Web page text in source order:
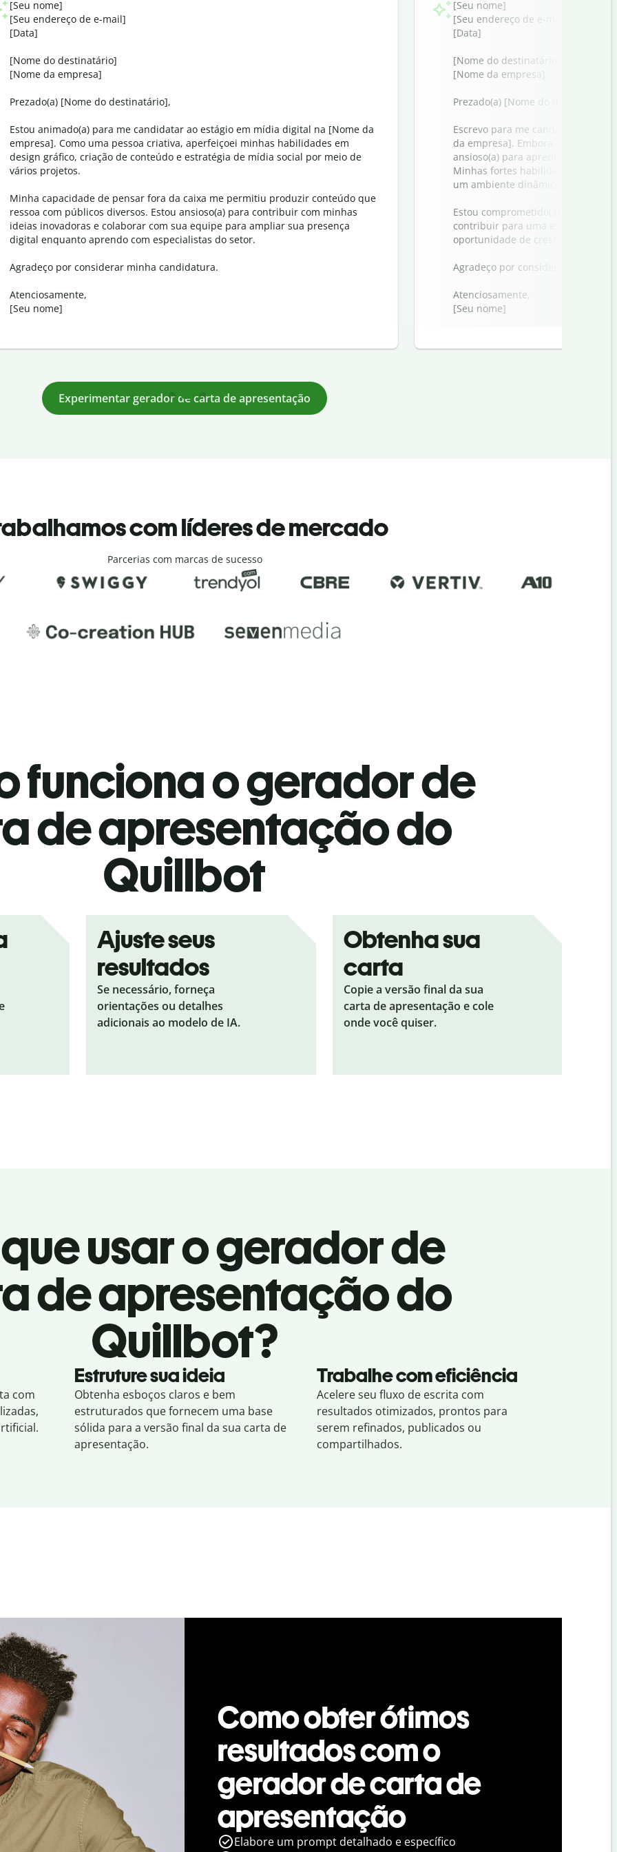
[Seu nome]
[Seu endereço de e-mail]
[Data]
[Nome do destinatário]
[Nome da empresa]
Prezado(a) [Nome do destinatário],
Estou animado(a) para me candidatar ao estágio em mídia digital na [Nome da
empresa]. Como uma pessoa criativa, aperfeiçoei minhas habilidades em
design gráfico, criação de conteúdo e estratégia de mídia social por meio de
vários projetos.
Minha capacidade de pensar fora da caixa me permitiu produzir conteúdo que
ressoa com públicos diversos. Estou ansioso(a) para contribuir com minhas
ideias inovadoras e colaborar com sua equipe para ampliar sua presença
digital enquanto aprendo com especialistas do setor.
Agradeço por considerar minha candidatura.
Atenciosamente,
[Seu nome]
[Seu nome]
[Seu endereço de e-mail]
[Data]
[Nome do destinatário]
[Nome da empresa]
Prezado(a) [Nome do destinatário],
Escrevo para me candidatar à
da empresa]. Embora não tenha
ansioso(a) para aprender e trazer
Minhas fortes habilidades de
um ambiente dinâmico me
Estou comprometido(a) a
contribuir para uma experiência
oportunidade de crescer com a
Agradeço por considerar minha
Atenciosamente,
[Seu nome]
Experimentar gerador de carta de apresentação
com líderes de mercado
Parcerias com marcas de sucesso
funciona o gerador de
de apresentação do
Quillbot
Ajuste seus
resultados
Se necessário, forneça
orientações ou detalhes
adicionais ao modelo de IA.
Obtenha sua
carta
Copie a versão final da sua
carta de apresentação e cole
onde você quiser.
usar o gerador de
de apresentação do
Quillbot?
com
Estruture sua ideia
Obtenha esboços claros e bem
estruturados que fornecem uma base
sólida para a versão final da sua carta de
apresentação.
Trabalhe com eficiência
Acelere seu fluxo de escrita com
resultados otimizados, prontos para
serem refinados, publicados ou
compartilhados.
Como obter ótimos
resultados com o
gerador de carta de
apresentação
Elabore um prompt detalhado e específico